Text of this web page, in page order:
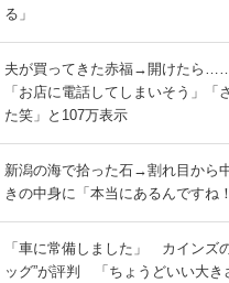
る」
夫が買ってきた赤福→開けたら
「お店に電話してしまいそう」「
た笑」と107万表示
新潟の海で拾った石→割れ目か
きの中身に「本当にあるんですね
「車に常備しました」 カインズ
ッグ”が評判 「ちょうどいい大き